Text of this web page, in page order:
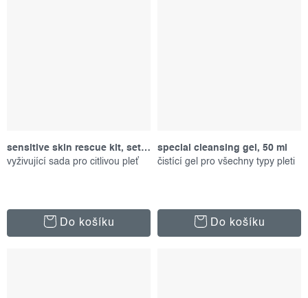
sensitive skin rescue kit, set produktů
vyživující sada pro citlivou pleť
Do košíku
special cleansing gel, 50 ml
čistící gel pro všechny typy pleti
Do košíku